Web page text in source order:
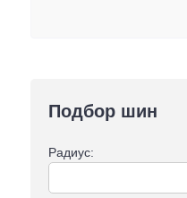
Подбор шин
Радиус: